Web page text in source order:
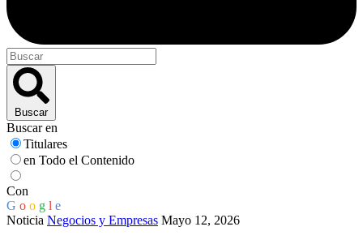
Buscar
Buscar en
Titulares
en Todo el Contenido
Con
G o o g l e
Noticia Negocios y Empresas Mayo 12, 2026